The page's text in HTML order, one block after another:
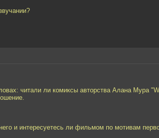
читали ли комиксы авторства Алана Мура
и интересуетесь ли фильмом по мотивам